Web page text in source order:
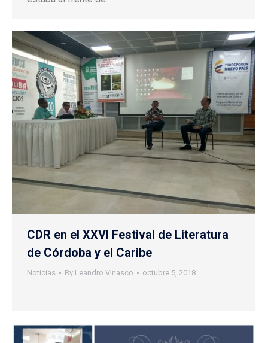
CDR en el XXVI Festival de Literatura
de Córdoba y el Caribe
Noticias By Leandro Vinasco octubre 5, 2018